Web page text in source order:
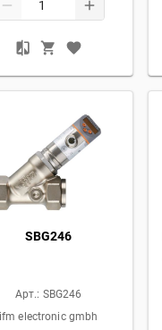
SBG246
Арт.: SBG246
electronic gmbh